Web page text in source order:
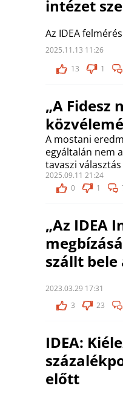
intézet
Az IDEA
2025.11.13 11:26
13
1
„A Fidesz
A mostani
egyáltalán nem
tavaszi
2025.09.11 21:24
0
1
„Az IDEA
szállt bele
2023.03.29 17:31
3
23
IDEA:
előtt